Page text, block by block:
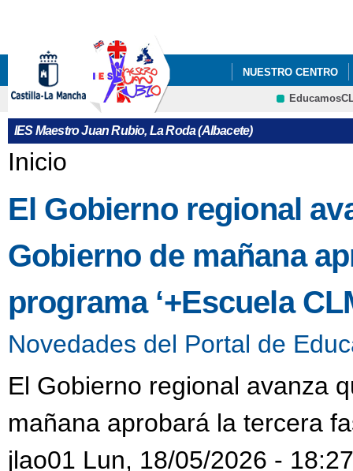
NUESTRO CENTRO
PROYECTO
IES Maestro Juan Rubio, La Roda (Albacete)
Se encuentra usted aquí
Inicio
El Gobierno regional
Gobierno de mañana
programa ‘+Escuela
Novedades del Portal de
El Gobierno regional avanza
mañana aprobará la tercera
jlao01 Lun, 18/05/2026 - 18:27